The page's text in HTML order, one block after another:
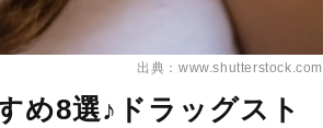
出典：www.shutterstock.com
め8選♪ドラッグスト